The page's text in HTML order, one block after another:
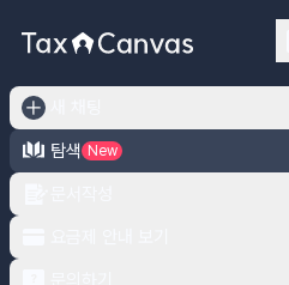
탐색
New